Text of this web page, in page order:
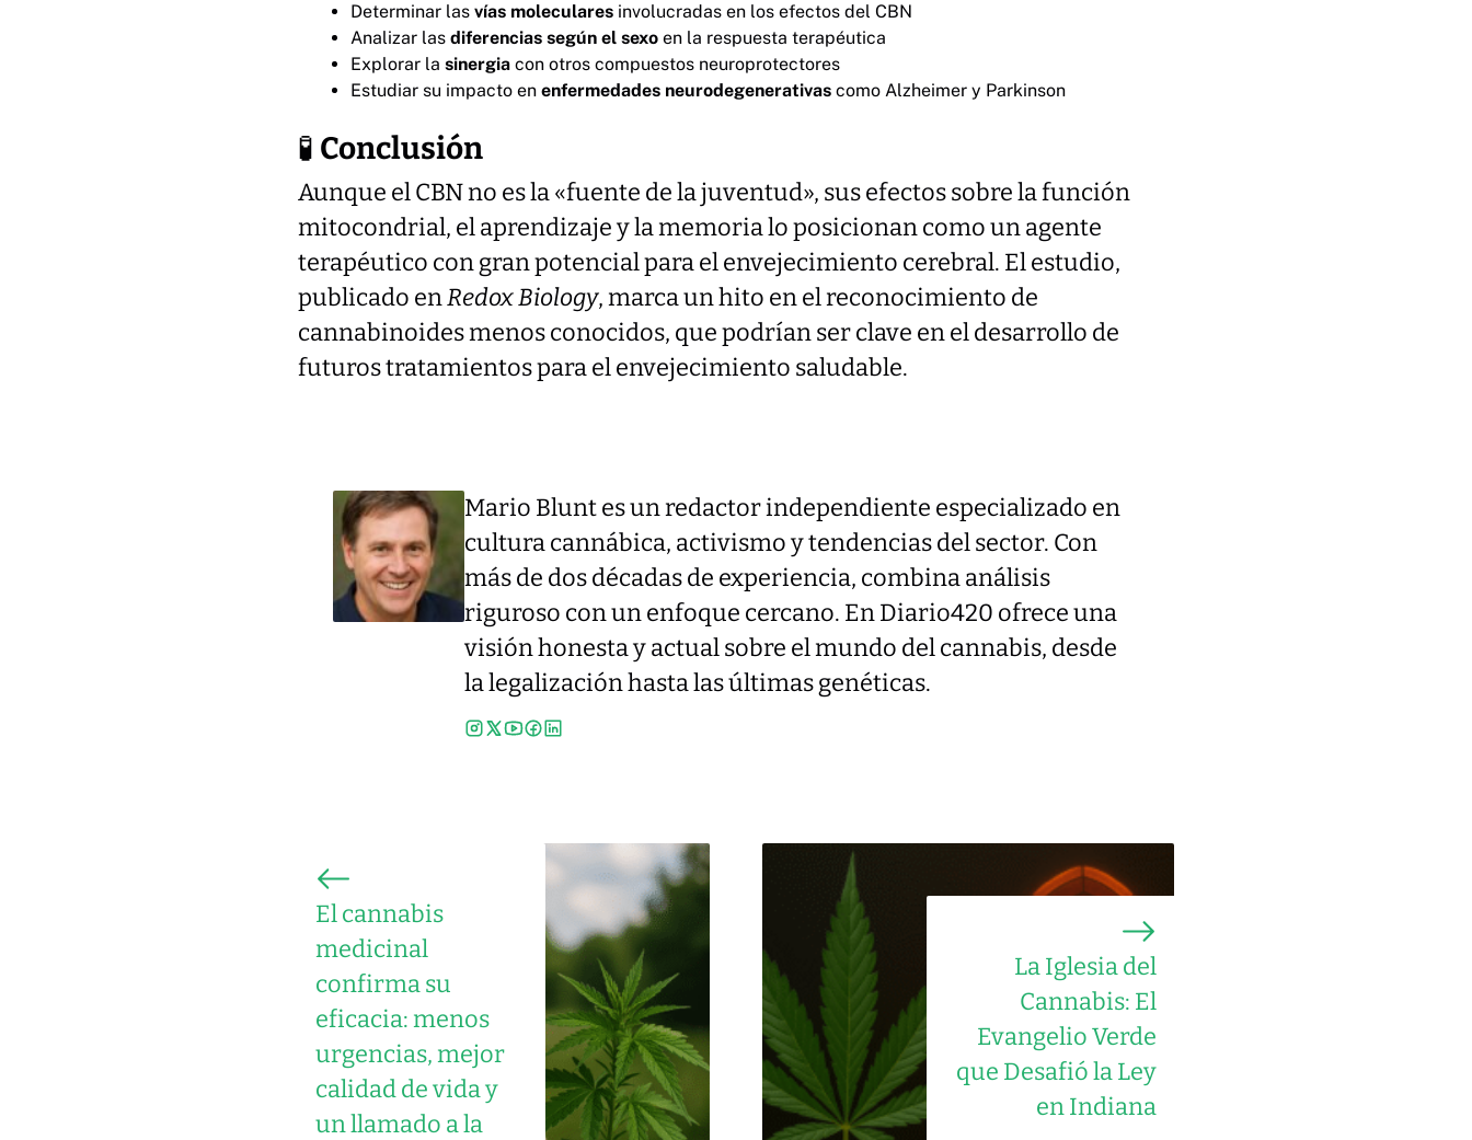
Determinar las vías moleculares involucradas en los efectos del CBN
Analizar las diferencias según el sexo en la respuesta terapéutica
Explorar la sinergia con otros compuestos neuroprotectores
Estudiar su impacto en enfermedades neurodegenerativas como Alzheimer y Parkinson
🧪 Conclusión
Aunque el CBN no es la «fuente de la juventud», sus efectos sobre la función
mitocondrial, el aprendizaje y la memoria lo posicionan como un agente
terapéutico con gran potencial para el envejecimiento cerebral. El estudio,
publicado enRedox Biology, marca un hito en el reconocimiento de
cannabinoides menos conocidos, que podrían ser clave en el desarrollo de
futuros tratamientos para el envejecimiento saludable.
Mario Blunt es un redactor independiente especializado en
cultura cannábica, activismo y tendencias del sector. Con
más de dos décadas de experiencia, combina análisis
riguroso con un enfoque cercano. En Diario420 ofrece una
visión honesta y actual sobre el mundo del cannabis, desde
la legalización hasta las últimas genéticas.
El cannabis
medicinal
confirma su
eficacia: menos
urgencias, mejor
calidad de vida y
un llamado a la
La Iglesia del
Cannabis: El
Evangelio Verde
que Desafió la Ley
en Indiana